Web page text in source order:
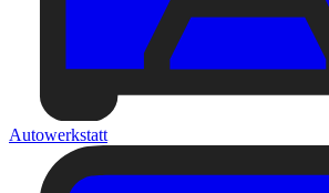
Autowerkstatt